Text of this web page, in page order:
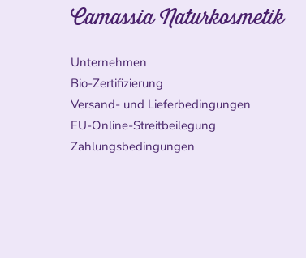
Camassia Naturkosmetik
Unternehmen
Bio-Zertifizierung
Versand- und Lieferbedingungen
EU-Online-Streitbeilegung
Zahlungsbedingungen